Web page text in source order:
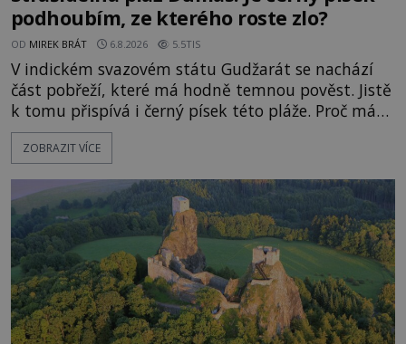
podhoubím, ze kterého roste zlo?
OD MIREK BRÁT 6.8.2026 5.5TIS
V indickém svazovém státu Gudžarát se nachází
část pobřeží, které má hodně temnou pověst. Jistě
k tomu přispívá i černý písek této pláže. Proč má
pláž takové netypické zbarvení? Nakolik jsou
pravdivé historky, že zde došlo k nevysvětlitelným
následovat. Vstupujeme na pláž Dumas ve městě
Surat. Gu
ZOBRAZIT VÍCE